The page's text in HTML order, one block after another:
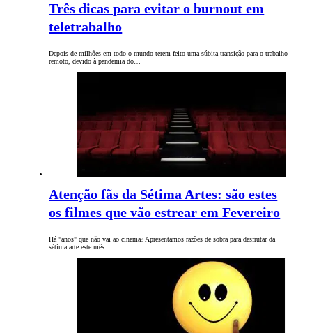
Três dicas para evitar o burnout em
teletrabalho
Depois de milhões em todo o mundo terem feito uma súbita transição para o trabalho
remoto, devido à pandemia do…
Atenção fãs da Sétima Artes: são estes
os filmes que vão estrear em Fevereiro
Há "anos" que não vai ao cinema? Apresentamos razões de sobra para desfrutar da
sétima arte este mês.